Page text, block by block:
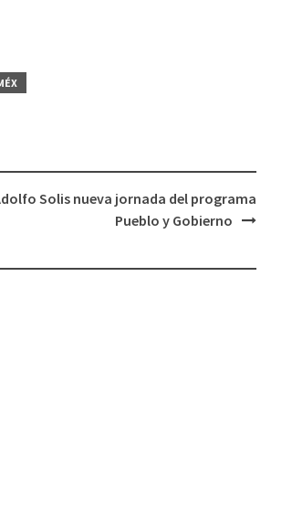
Solis nueva jornada del programa
Pueblo y Gobierno